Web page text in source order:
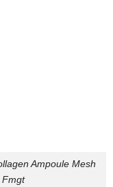
Ampoule Mesh
Fmgt